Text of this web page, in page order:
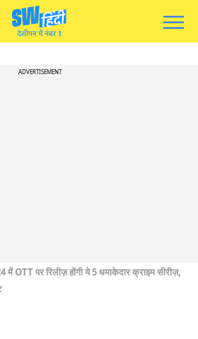
ADVERTISEMENT
में OTT पर रिलीज़ होंगी ये 5 धमाकेदार क्राइम सीरीज़,